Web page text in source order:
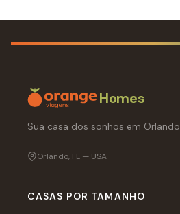
Homes
Sua casa dos sonhos em Orlando.
Orlando, FL — USA
CASAS POR TAMANHO